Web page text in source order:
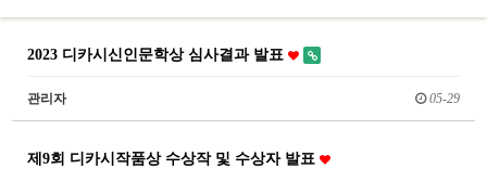
2023 디카시신인문학상 심사결과 발표
관리자 05-29
제9회 디카시작품상 수상작 및 수상자 발표